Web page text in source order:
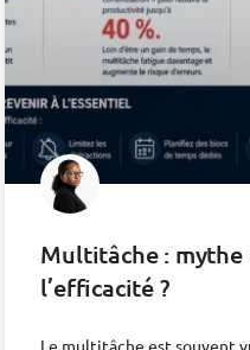
Multitâche :
l’efficacité ?
Le multitâche est souvent